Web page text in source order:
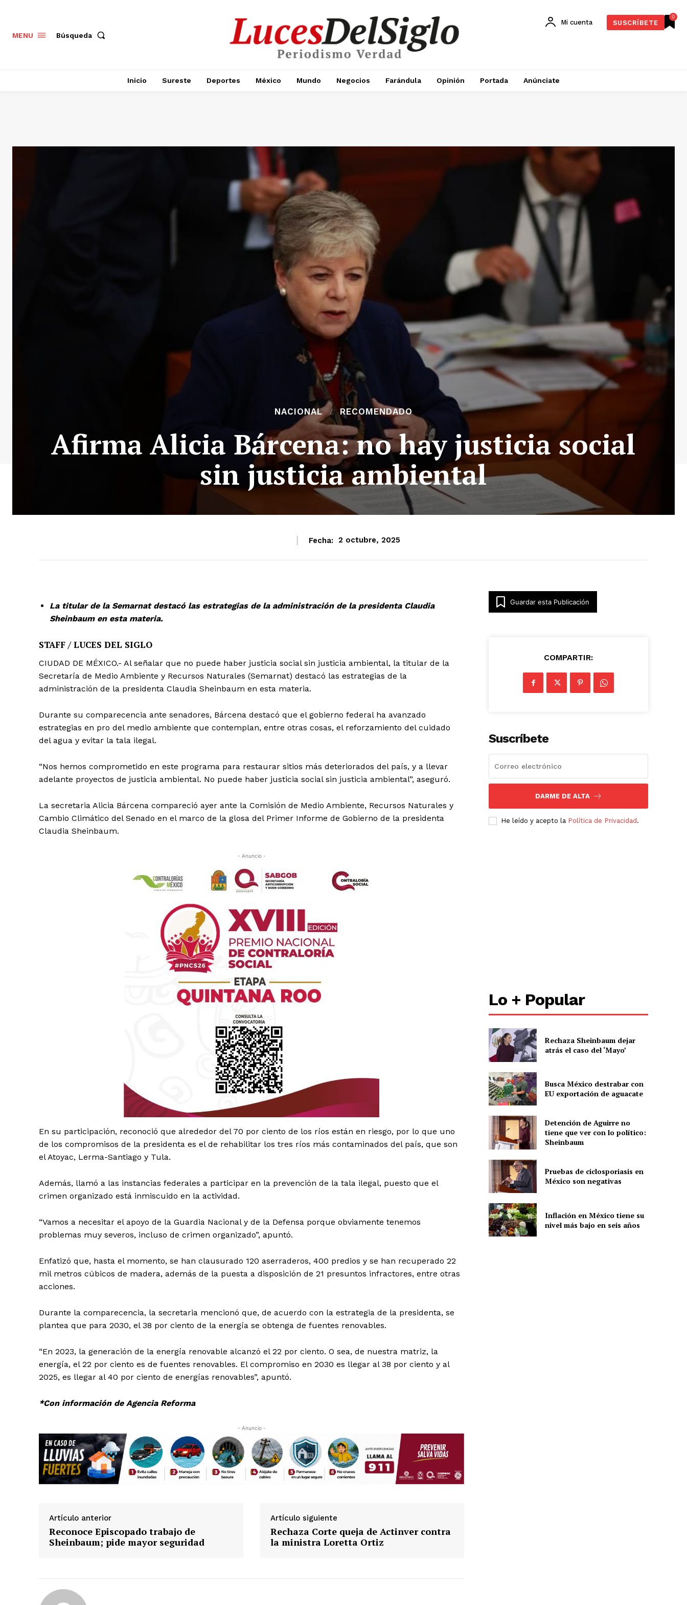
Luces
Del Siglo
SUSCRÍBETE AHORA
Nosotros
Contacto
Información Propietaria / Financiación
MENU Búsqueda
0
Mi cuenta SUSCRÍBETE
Inicio Sureste Deportes México Mundo Negocios Farándula Opinión Portada Anúnciate
NACIONAL RECOMENDADO
Afirma Alicia Bárcena: no hay justicia social
sin justicia ambiental
Fecha: 2 octubre, 2025
La titular de la Semarnat destacó las estrategias de la administración de la presidenta Claudia
Sheinbaum en esta materia.
STAFF / LUCES DEL SIGLO
CIUDAD DE MÉXICO.- Al señalar que no puede haber justicia social sin justicia ambiental, la titular de la
Secretaría de Medio Ambiente y Recursos Naturales (Semarnat) destacó las estrategias de la
administración de la presidenta Claudia Sheinbaum en esta materia.
Durante su comparecencia ante senadores, Bárcena destacó que el gobierno federal ha avanzado
estrategias en pro del medio ambiente que contemplan, entre otras cosas, el reforzamiento del cuidado
del agua y evitar la tala ilegal.
“Nos hemos comprometido en este programa para restaurar sitios más deteriorados del país, y a llevar
adelante proyectos de justicia ambiental. No puede haber justicia social sin justicia ambiental”, aseguró.
La secretaria Alicia Bárcena compareció ayer ante la Comisión de Medio Ambiente, Recursos Naturales y
Cambio Climático del Senado en el marco de la glosa del Primer Informe de Gobierno de la presidenta
Claudia Sheinbaum.
- Anuncio -
En su participación, reconoció que alrededor del 70 por ciento de los ríos están en riesgo, por lo que uno
de los compromisos de la presidenta es el de rehabilitar los tres ríos más contaminados del país, que son
el Atoyac, Lerma-Santiago y Tula.
Además, llamó a las instancias federales a participar en la prevención de la tala ilegal, puesto que el
crimen organizado está inmiscuido en la actividad.
“Vamos a necesitar el apoyo de la Guardia Nacional y de la Defensa porque obviamente tenemos
problemas muy severos, incluso de crimen organizado”, apuntó.
Enfatizó que, hasta el momento, se han clausurado 120 aserraderos, 400 predios y se han recuperado 22
mil metros cúbicos de madera, además de la puesta a disposición de 21 presuntos infractores, entre otras
acciones.
Durante la comparecencia, la secretaria mencionó que, de acuerdo con la estrategia de la presidenta, se
plantea que para 2030, el 38 por ciento de la energía se obtenga de fuentes renovables.
“En 2023, la generación de la energía renovable alcanzó el 22 por ciento. O sea, de nuestra matriz, la
energía, el 22 por ciento es de fuentes renovables. El compromiso en 2030 es llegar al 38 por ciento y al
2025, es llegar al 40 por ciento de energías renovables”, apuntó.
*Con información de Agencia Reforma
- Anuncio -
Artículo anterior
Reconoce Episcopado trabajo de
Sheinbaum; pide mayor seguridad
Artículo siguiente
Rechaza Corte queja de Actinver contra
la ministra Loretta Ortiz
Guardar esta Publicación
COMPARTIR:
Suscríbete
DARME DE ALTA
He leído y acepto la Política de Privacidad .
Lo + Popular
Rechaza Sheinbaum dejar
atrás el caso del ‘Mayo’
Busca México destrabar con
EU exportación de aguacate
Detención de Aguirre no
tiene que ver con lo político:
Sheinbaum
Pruebas de ciclosporiasis en
México son negativas
Inflación en México tiene su
nivel más bajo en seis años